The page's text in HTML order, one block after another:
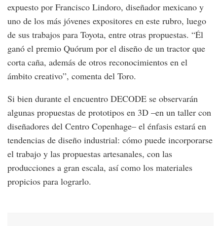
expuesto por Francisco Lindoro, diseñador mexicano y
uno de los más jóvenes expositores en este rubro, luego
de sus trabajos para Toyota, entre otras propuestas. “Él
ganó el premio Quórum por el diseño de un tractor que
corta caña, además de otros reconocimientos en el
ámbito creativo”, comenta del Toro.
Si bien durante el encuentro DECODE se observarán
algunas propuestas de prototipos en 3D –en un taller con
diseñadores del Centro Copenhage– el énfasis estará en
tendencias de diseño industrial: cómo puede incorporarse
el trabajo y las propuestas artesanales, con las
producciones a gran escala, así como los materiales
propicios para lograrlo.